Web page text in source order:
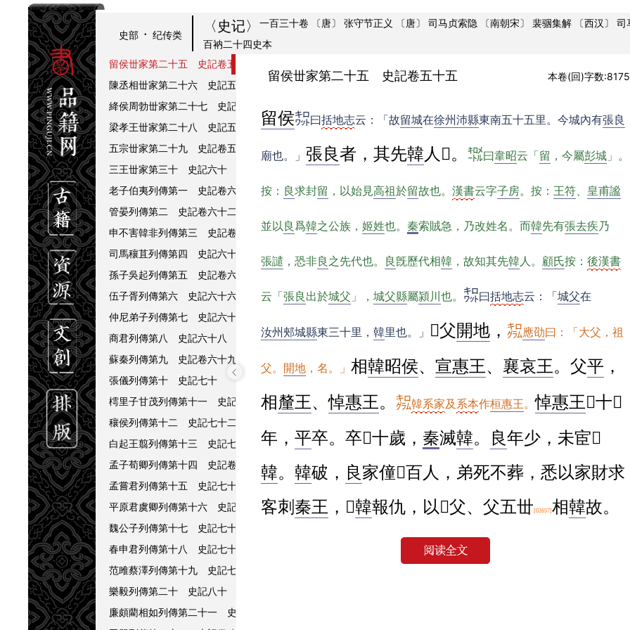
史部 · 纪传类 〈史记〉 一百三十卷 〔唐〕 张守节正义 〔唐〕 司马贞索隐 〔南朝宋〕 裴骃集解 〔西汉〕
司
百衲二十四史本
蕭相國丗家第二十三 史記卷五十三
曹參丗家第二十四 史記卷五十四
留侯丗家第二十五 史記卷五十五
陳丞相丗家第二十六 史記五十六
絳侯周勃丗家第二十七 史記五十七
梁孝王丗家第二十八 史記五十八
五宗丗家第二十九 史記卷五十九
三王丗家第三十 史記六十
老子伯夷列傳第一 史記卷六十一
管晏列傳第二 史記卷六十二
申不害韓非列傳第三 史記卷六十三
司馬穰苴列傳第四 史記六十四
孫子吳起列傳第五 史記卷六十五
伍子胥列傳第六 史記六十六
仲尼弟子列傳第七 史記六十七
商君列傳第八 史記六十八
蘇秦列傳第九 史記卷六十九
張儀列傳第十 史記七十
樗里子甘茂列傳第十一 史記卷七十一
穰侯列傳第十二 史記七十二
白起王翦列傳第十三 史記七十三
孟子荀卿列傳第十四 史記卷七十四
孟嘗君列傳第十五 史記七十五
平原君虞卿列傳第十六 史記七十六
魏公子列傳第十七 史記七十七
春申君列傳第十八 史記七十八
范雎蔡澤列傳第十九 史記七十九
樂毅列傳第二十 史記八十
廉頗藺相如列傳第二十一 史記八十一
留侯丗家第二十五 史記卷五十五 本卷(回)字数:8175
留侯㌗曰括地志云 ： 「故留城在徐州沛縣東南五十五里。今城內有張良
廟也。」 張良者，其先韓 人󿀌。 ㌖曰韋昭云「 留 ，今屬彭城 」。
按： 良求封留 ，以始見高祖於留故也。 漢書云字子房。按： 王符 皇甫謐
並以 良 爲韓之公族， 姬姓也。 秦索賊急，乃改姓名。而韓先有張去疾乃
張譴 ，恐非良 之先代也。 良 旣歷代相韓 ，故知其先韓 人。 顧氏按： 後漢書
云「 張良 出於城父 」， 城父縣屬潁川 也。 ㌗曰括地志云：「 城父在
汝州郟城縣東三十里， 韓里也。」 󿀒父開地 ， ㌕應劭曰：「大父，祖
父。 開地 ，名。」 相韓昭侯、 宣惠王、 襄哀王。父平 ，
相釐王、悼惠王。 ㌕韓系家及 系本作桓惠王。悼惠王󿀐十󿀍
年， 平卒。卒󿀐十歲， 秦滅韓。 良年少，未宦󿀏
韓。 韓破， 良家僮󿀍百人，弟死不葬，悉以家財求
客刺 秦王 ，󿀁韓報仇，以󿀒父、父五丗 [02657]相韓故。
五王，故云五丗。良 嘗學禮